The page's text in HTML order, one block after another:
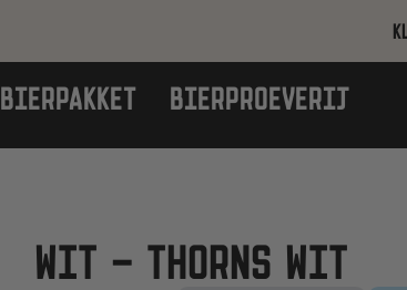
BIERPAKKET BIERPROEVERIJ
WIT – THORNS WIT